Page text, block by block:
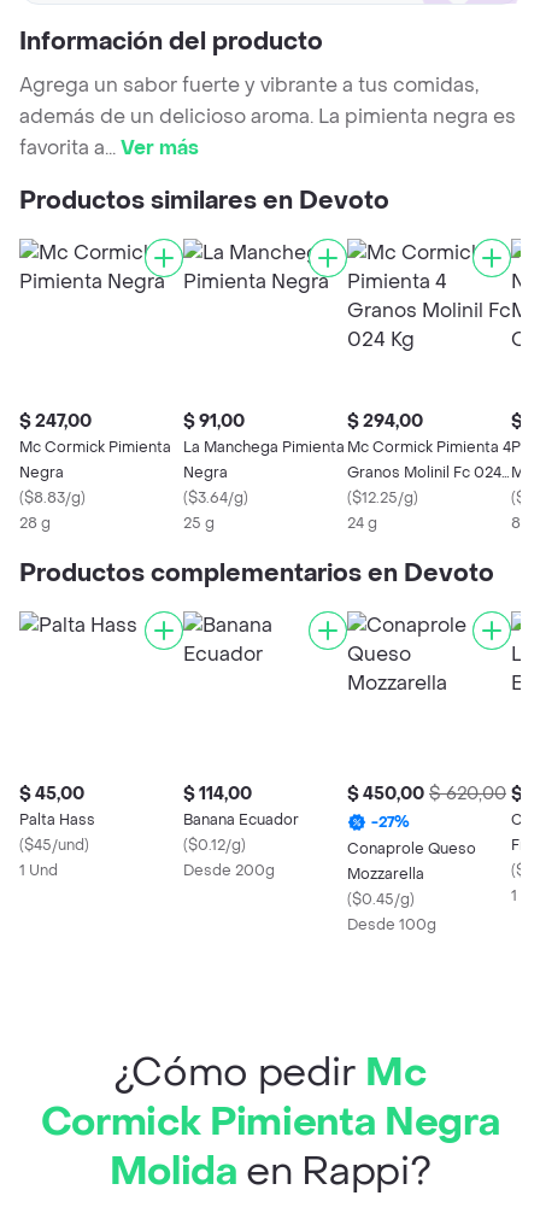
Información del producto
Agrega un sabor fuerte y vibrante a tus comidas,
además de un delicioso aroma. La pimienta negra es
favorita a...Ver más
Productos similares en Devoto
$ 247,00
Mc Cormick Pimienta
Negra
($8.83/g)
28 g
$ 91,00
La Manchega Pimienta
Negra
($3.64/g)
25 g
$ 294,00
Mc Cormick Pimienta 4
Granos Molinil Fc 024
Kg
($12.25/g)
24 g
$
(
80
Productos complementarios en Devoto
$ 45,00
Palta Hass
($45/und)
1 Und
$ 114,00
Banana Ecuador
($0.12/g)
Desde 200g
$ 450,00 $ 620,00
-27%
Conaprole Queso
Mozzarella
($0.45/g)
Desde 100g
$
(
1 X
¿Cómo pedir Mc
Cormick Pimienta Negra
Molida en Rappi?